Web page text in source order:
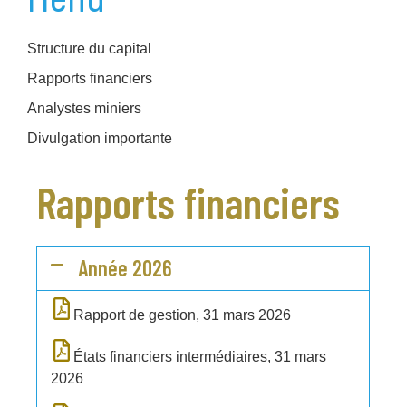
Structure du capital
Rapports financiers
Analystes miniers
Divulgation importante
Rapports financiers
Année 2026
Rapport de gestion, 31 mars 2026
États financiers intermédiaires, 31 mars
2026